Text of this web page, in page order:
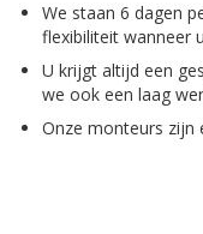
We staan 6 dagen
flexibiliteit wanneer
U krijgt altijd een
we ook een laag
Onze monteurs zijn